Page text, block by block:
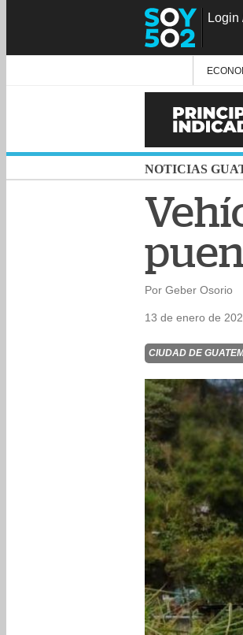
Login
NOTICIAS
Por Geber Osorio
13 de enero de
CIUDAD DE